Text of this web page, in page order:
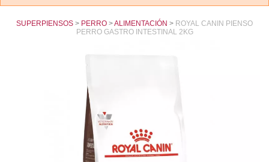
SUPERPIENSOS PERRO ALIMENTACIÓN
ROYAL CANIN PIENSO
PERRO GASTRO INTESTINAL 2KG